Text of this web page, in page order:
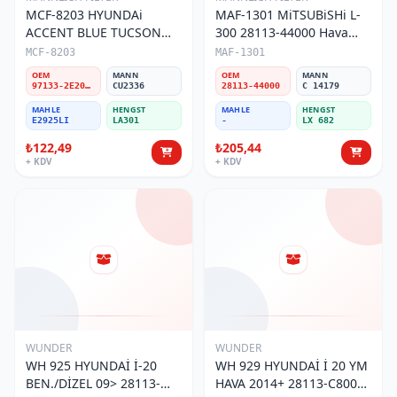
MCF-8203 HYUNDAi
ACCENT BLUE TUCSON
97133-2E200 Polen Filtresi
MCF-8203
OEM
97133-2E200/1808619/97133-2E900/97233-2E210/97030-H1726
MANN
CU2336
MAHLE
E2925LI
HENGST
LA301
₺122,49
+ KDV
MAF-1301 MiTSUBiSHi L-
300 28113-44000 Hava
Filtresi
MAF-1301
OEM
28113-44000
MANN
C 14179
MAHLE
-
HENGST
LX 682
₺205,44
+ KDV
WUNDER
WH 925 HYUNDAİ İ-20
BEN./DİZEL 09> 28113-
WUNDER
WH 929 HYUNDAİ İ 20 YM
HAVA 2014+ 28113-C8000